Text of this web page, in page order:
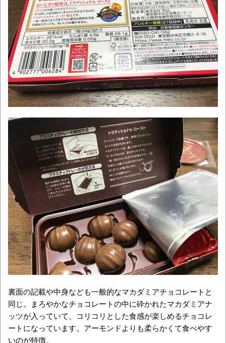
裏面の記載や中身なども一般的なマカダミアチョコレートと
同じ。まろやかなチョコレートの中に砕かれたマカダミアナ
ッツが入っていて、コリコリとした食感が楽しめるチョコレ
ートになっています。アーモンドよりも柔らかくて食べやす
いのが特徴。